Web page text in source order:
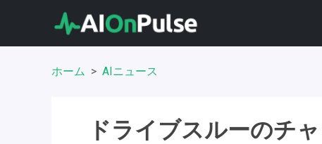
ホーム AIニュース
ドライブスルーのチ